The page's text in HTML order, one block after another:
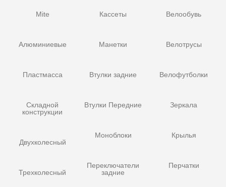
Mite
Алюминиевые
Пластмасса
Складной
конструкции
Двухколесный
Трехколесный
Кассеты
Манетки
Втулки задние
Втулки Передние
Моноблоки
Переключатели
задние
Велообувь
Велотрусы
Велофутболки
Зеркала
Крылья
Перчатки